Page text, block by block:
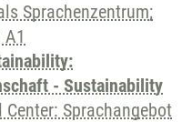
Sprachenzentrum;
- Sustainability
Sprachangebot